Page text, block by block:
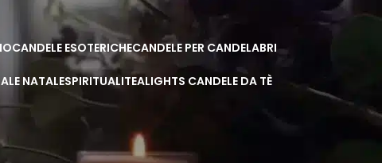
CANDELE ESOTERICHECANDELE PER CANDELABRI
NATALESPIRITUALITEALIGHTS CANDELE DA TÈ